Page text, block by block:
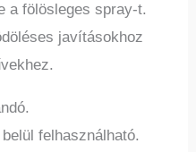
a fölösleges spray-t.
javításokhoz
felhasználható.